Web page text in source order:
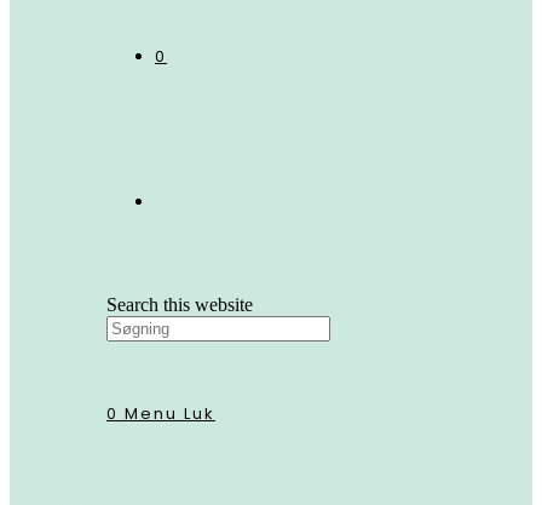
0
Search this website
0 Menu Luk